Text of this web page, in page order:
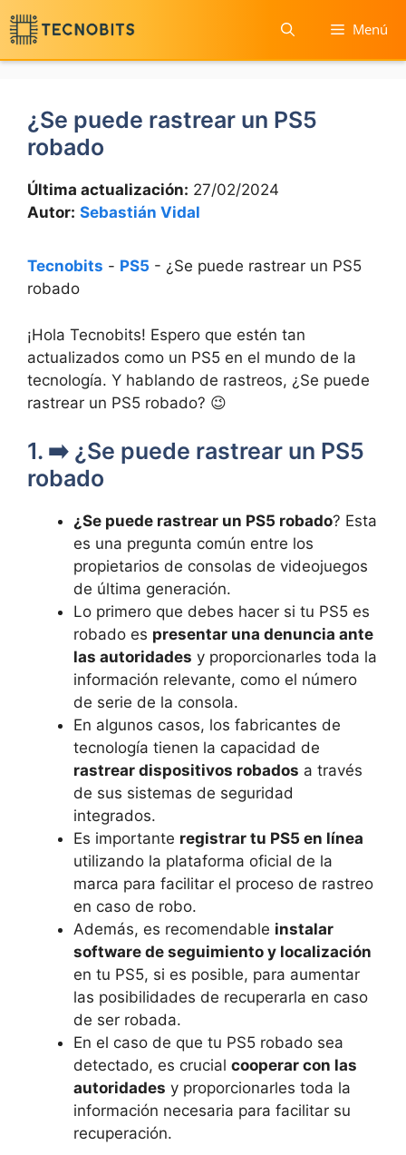
Saltar
al
contenido
Menú
¿Se puede rastrear un PS5
robado
Última actualización: 27/02/2024
Autor: Sebastián Vidal
Tecnobits - PS5 - ¿Se puede rastrear un PS5
robado
¡Hola Tecnobits! ⁤Espero⁣ que estén tan
⁣actualizados como ‍un⁣ PS5 en el mundo ⁢de la⁣
tecnología. Y‌ hablando de rastreos,‌ ¿Se ⁢puede
rastrear⁤ un​ PS5‍ robado? 😉
1.​ ➡️ ​¿Se puede rastrear un⁢ PS5
robado
¿Se puede rastrear un PS5 robado?⁤ Esta
​es una pregunta común entre los
propietarios de consolas de videojuegos
de última⁣ generación.
Lo primero ‌que debes hacer ​si tu PS5 es
robado es presentar una denuncia ante
las autoridades y proporcionarles‍ toda ⁢la
⁣información relevante, como‍ el ‌número
de serie de⁤ la consola.
En algunos casos, los fabricantes de ​
tecnología⁣ tienen la capacidad de
rastrear dispositivos robados a través⁤
de‌ sus sistemas ‌de‍ seguridad
integrados.
Es importante registrar tu PS5 en línea
utilizando la plataforma‍ oficial ​de la
marca ‌para ⁣facilitar el proceso de rastreo
en caso de robo.
Además, es recomendable instalar
⁢software de seguimiento ‌y localización
en tu ‌PS5, si‌ es posible, para aumentar
las posibilidades de⁤ recuperarla en caso⁢
de⁤ ser robada.
En el ​caso de que tu PS5 robado sea​
detectado, es ‍crucial cooperar​ con las
autoridades y⁤ proporcionarles toda la
información‍ necesaria ​para​ facilitar‍ su
recuperación.